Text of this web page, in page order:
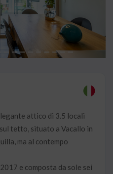
attico di 3.5 locali
tetto, situato a Vacallo in
ma al contempo
e composta da sole sei